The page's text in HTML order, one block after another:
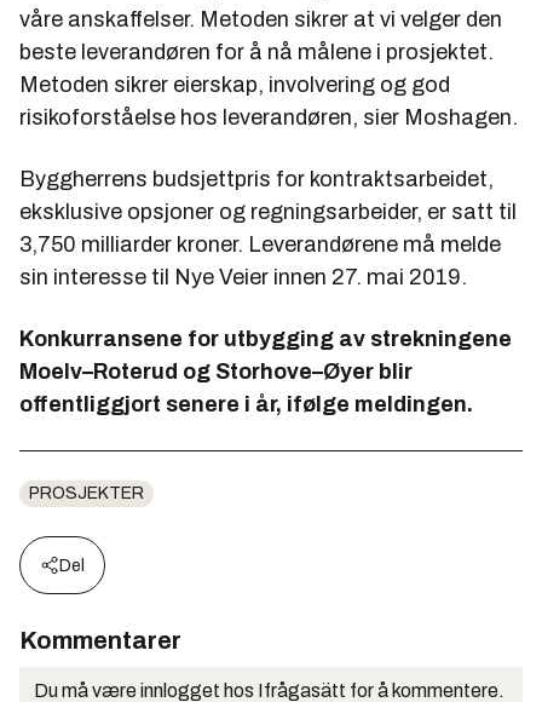
våre anskaffelser. Metoden sikrer at vi velger den
beste leverandøren for å nå målene i prosjektet.
Metoden sikrer eierskap, involvering og god
risikoforståelse hos leverandøren, sier Moshagen.
Byggherrens budsjettpris for kontraktsarbeidet,
eksklusive opsjoner og regningsarbeider, er satt til
3,750 milliarder kroner. Leverandørene må melde
sin interesse til Nye Veier innen 27. mai 2019.
Konkurransene for utbygging av strekningene
Moelv–Roterud og Storhove–Øyer blir
offentliggjort senere i år, ifølge meldingen.
PROSJEKTER
Del
Kommentarer
Du må være innlogget hos Ifrågasätt for å kommentere.